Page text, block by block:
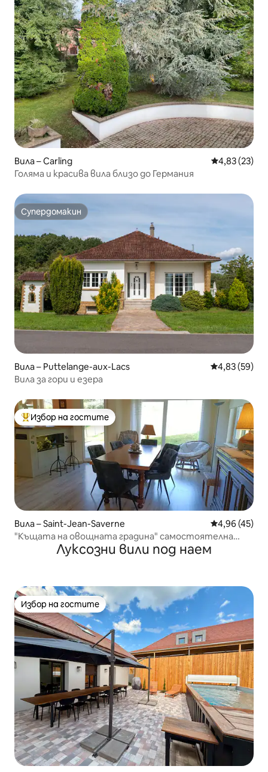
Вила – Carling Средна
4,83 (23)
Голяма и красива вила близо до Германия
Супердомакин
Супердомакин
Вила – Puttelange-aux-Lacs Средна
4,83 (59)
Вила за гори и езера
Най-популярен избор на гостите
Избор на гостите
Вила – Saint-Jean-Saverne Средна
4,96 (45)
"Къщата на овощната градина" самостоятелна
къща 120 м2Луксозни вили под наем
Избор на гостите
Избор на гостите